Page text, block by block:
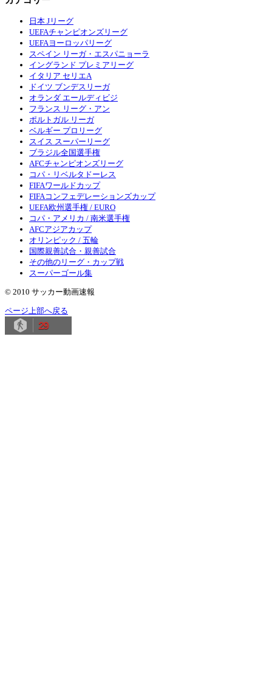
日本 Jリーグ
UEFAチャンピオンズリーグ
UEFAヨーロッパリーグ
スペイン リーガ・エスパニョーラ
イングランド プレミアリーグ
イタリア セリエA
ドイツ ブンデスリーガ
オランダ エールディビジ
フランス リーグ・アン
ポルトガル リーガ
ベルギー プロリーグ
スイス スーパーリーグ
ブラジル全国選手権
AFCチャンピオンズリーグ
コパ・リベルタドーレス
FIFAワールドカップ
FIFAコンフェデレーションズカップ
UEFA欧州選手権 / EURO
コパ・アメリカ / 南米選手権
AFCアジアカップ
オリンピック / 五輪
国際親善試合・親善試合
その他のリーグ・カップ戦
スーパーゴール集
© 2010 サッカー動画速報
ページ上部へ戻る
29